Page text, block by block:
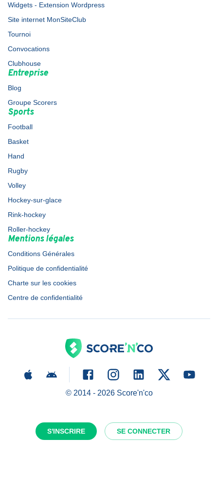
S'INSCRIRE SE CONNECTER
Widgets - Extension Wordpress
Site internet MonSiteClub
Tournoi
Convocations
Clubhouse
Entreprise
Blog
Groupe Scorers
Sports
Football
Basket
Hand
Rugby
Volley
Hockey-sur-glace
Rink-hockey
Roller-hockey
Mentions légales
Conditions Générales
Politique de confidentialité
Charte sur les cookies
Centre de confidentialité
© 2014 - 2026Score'n'co